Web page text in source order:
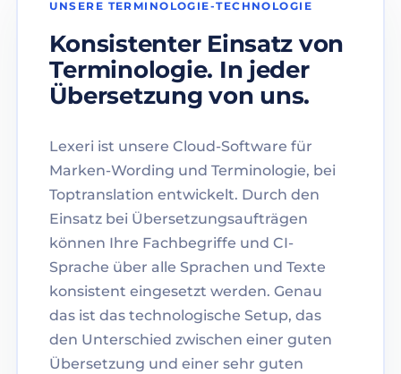
UNSERE TERMINOLOGIE-TECHNOLOGIE
Konsistenter Einsatz von
Terminologie. In jeder
Übersetzung von uns.
Lexeri ist unsere Cloud-Software für
Marken-Wording und Terminologie, bei
Toptranslation entwickelt. Durch den
Einsatz bei Übersetzungsaufträgen
können Ihre Fachbegriffe und CI-
Sprache über alle Sprachen und Texte
konsistent eingesetzt werden. Genau
das ist das technologische Setup, das
den Unterschied zwischen einer guten
Übersetzung und einer sehr guten